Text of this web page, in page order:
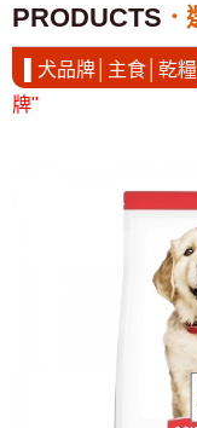
PRODUCTS
▌犬品牌│主食│乾糧
牌"